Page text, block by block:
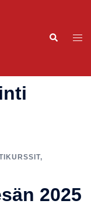
,
2025